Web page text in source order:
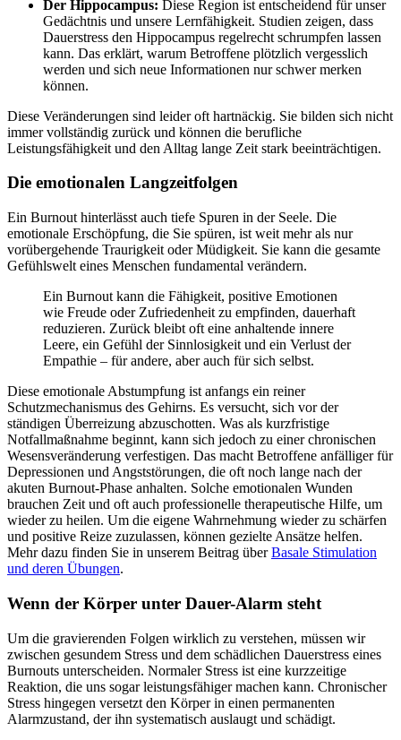
Der Hippocampus: Diese Region ist entscheidend für unser
Gedächtnis und unsere Lernfähigkeit. Studien zeigen, dass
Dauerstress den Hippocampus regelrecht schrumpfen lassen
kann. Das erklärt, warum Betroffene plötzlich vergesslich
werden und sich neue Informationen nur schwer merken
können.
Diese Veränderungen sind leider oft hartnäckig. Sie bilden sich nicht
immer vollständig zurück und können die berufliche
Leistungsfähigkeit und den Alltag lange Zeit stark beeinträchtigen.
Die emotionalen Langzeitfolgen
Ein Burnout hinterlässt auch tiefe Spuren in der Seele. Die
emotionale Erschöpfung, die Sie spüren, ist weit mehr als nur
vorübergehende Traurigkeit oder Müdigkeit. Sie kann die gesamte
Gefühlswelt eines Menschen fundamental verändern.
Ein Burnout kann die Fähigkeit, positive Emotionen
wie Freude oder Zufriedenheit zu empfinden, dauerhaft
reduzieren. Zurück bleibt oft eine anhaltende innere
Leere, ein Gefühl der Sinnlosigkeit und ein Verlust der
Empathie – für andere, aber auch für sich selbst.
Diese emotionale Abstumpfung ist anfangs ein reiner
Schutzmechanismus des Gehirns. Es versucht, sich vor der
ständigen Überreizung abzuschotten. Was als kurzfristige
Notfallmaßnahme beginnt, kann sich jedoch zu einer chronischen
Wesensveränderung verfestigen. Das macht Betroffene anfälliger für
Depressionen und Angststörungen, die oft noch lange nach der
akuten Burnout-Phase anhalten. Solche emotionalen Wunden
brauchen Zeit und oft auch professionelle therapeutische Hilfe, um
wieder zu heilen. Um die eigene Wahrnehmung wieder zu schärfen
und positive Reize zuzulassen, können gezielte Ansätze helfen.
Mehr dazu finden Sie in unserem Beitrag überBasale Stimulation
und deren Übungen.
Wenn der Körper unter Dauer-Alarm steht
Um die gravierenden Folgen wirklich zu verstehen, müssen wir
zwischen gesundem Stress und dem schädlichen Dauerstress eines
Burnouts unterscheiden. Normaler Stress ist eine kurzzeitige
Reaktion, die uns sogar leistungsfähiger machen kann. Chronischer
Stress hingegen versetzt den Körper in einen permanenten
Alarmzustand, der ihn systematisch auslaugt und schädigt.